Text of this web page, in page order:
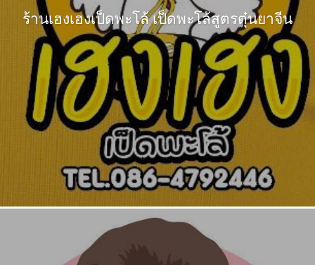
ร้านเฮงเฮงเป็ดพะโล้ เป็ดพะโล้สูตรตุ๋นยาจีน